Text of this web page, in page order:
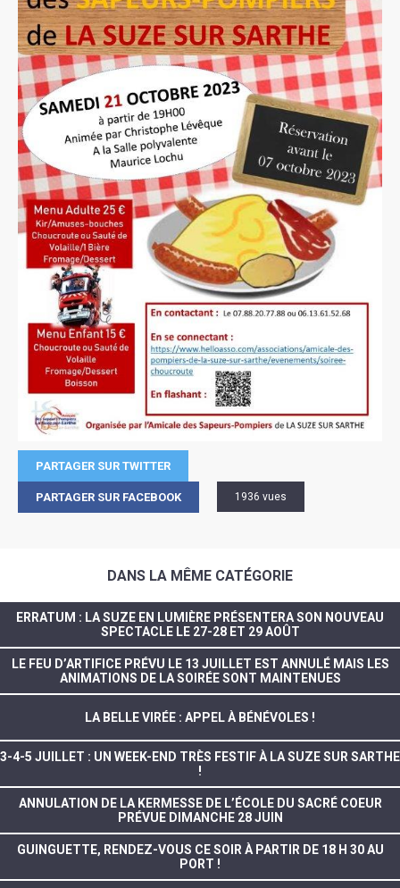
PARTAGER SUR TWITTER
PARTAGER SUR FACEBOOK 1936 vues
DANS LA MÊME CATÉGORIE
ERRATUM : LA SUZE EN LUMIÈRE PRÉSENTERA SON NOUVEAU
SPECTACLE LE 27-28 ET 29 AOÛT
LE FEU D’ARTIFICE PRÉVU LE 13 JUILLET EST ANNULÉ MAIS LES
ANIMATIONS DE LA SOIRÉE SONT MAINTENUES
LA BELLE VIRÉE : APPEL À BÉNÉVOLES !
3-4-5 JUILLET : UN WEEK-END TRÈS FESTIF À LA SUZE SUR SARTHE
!
ANNULATION DE LA KERMESSE DE L’ÉCOLE DU SACRÉ COEUR
PRÉVUE DIMANCHE 28 JUIN
GUINGUETTE, RENDEZ-VOUS CE SOIR À PARTIR DE 18 H 30 AU
PORT !